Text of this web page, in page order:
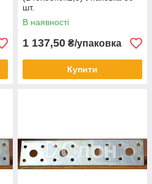
шт.
В наявності
1 137,50 ₴/упаковка
Купити